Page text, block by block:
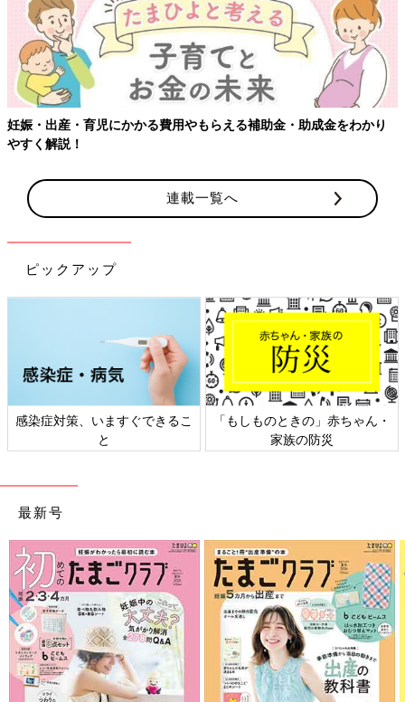
【ワクチン接種できるものも】妊婦の感染症対策、知っておいて！
連載一覧へ
ピックアップ
日本外来小児科学会リーフレッ
ト検討会
六星占術 細木かおりさんの人生
相談
最新号